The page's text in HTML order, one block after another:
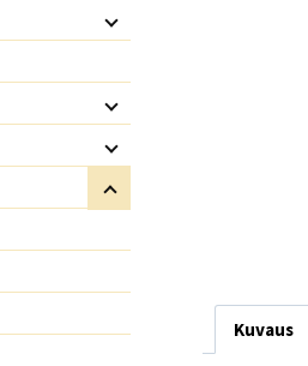
Kuvaus